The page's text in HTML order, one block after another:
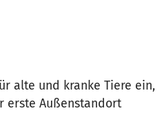
alte und kranke Tiere ein,
erste Außenstandort